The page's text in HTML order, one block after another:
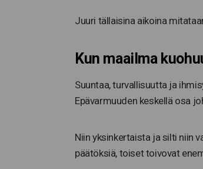
Juuri tällaisina aikoina
Kun maailma
Suuntaa, turvallisuutta ja
Epävarmuuden keskellä osa
Niin yksinkertaista ja silti niin
päätöksiä, toiset toivovat